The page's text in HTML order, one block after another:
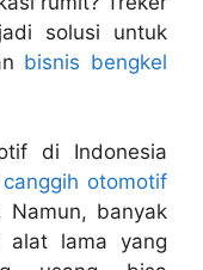
solusi untuk
bisnis bengkel
di Indonesia
otomotif
Namun, banyak
alat lama yang